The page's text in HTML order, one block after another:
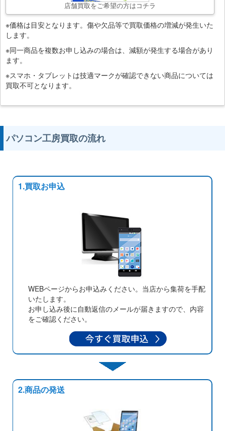
店舗買取をご希望の方はコチラ
※価格は目安となります。傷や欠品等で買取価格の増減が発生いた
します。
※同一商品を複数お申し込みの場合は、減額が発生する場合があり
ます。
※スマホ・タブレットは技適マークが確認できない商品については
買取不可となります。
パソコン工房買取の流れ
1.買取お申込
WEBページからお申込みください。当店から集荷を手配
いたします。
お申し込み後に自動返信のメールが届きますので、内容
をご確認ください。
2.商品の発送